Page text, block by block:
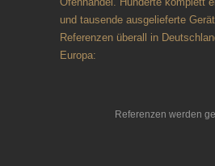
und tausende ausgelieferte
Referenzen überall in
Europa:
Referenzen werden